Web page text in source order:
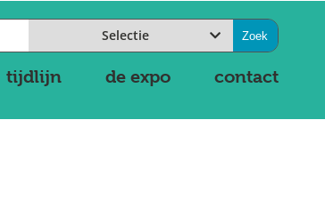
Selectie
tijdlijn de expo contact